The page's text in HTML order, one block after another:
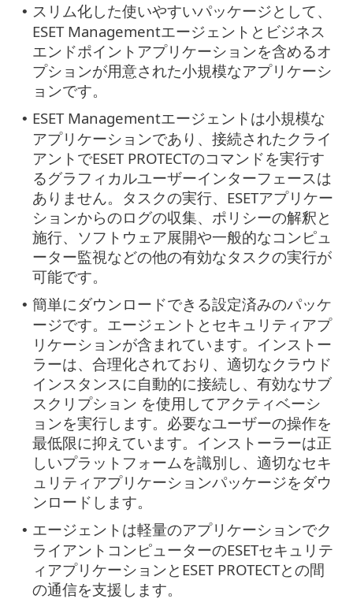
• スリム化した使いやすいパッケージとして、
ESET Managementエージェントとビジネス
エンドポイントアプリケーションを含めるオ
プションが用意された小規模なアプリケーシ
ョンです。
• ESET Managementエージェントは小規模な
アプリケーションであり、接続されたクライ
アントでESET PROTECTのコマンドを実行す
るグラフィカルユーザーインターフェースは
ありません。タスクの実行、ESETアプリケー
ションからのログの収集、ポリシーの解釈と
施行、ソフトウェア展開や一般的なコンピュ
ーター監視などの他の有効なタスクの実行が
可能です。
• 簡単にダウンロードできる設定済みのパッケ
ージです。エージェントとセキュリティアプ
リケーションが含まれています。インストー
ラーは、合理化されており、適切なクラウド
インスタンスに自動的に接続し、有効なサブ
スクリプション を使用してアクティベーシ
ョンを実行します。必要なユーザーの操作を
最低限に抑えています。インストーラーは正
しいプラットフォームを識別し、適切なセキ
ュリティアプリケーションパッケージをダウ
ンロードします。
• エージェントは軽量のアプリケーションでク
ライアントコンピューターのESETセキュリテ
ィアプリケーションとESET PROTECTとの間
の通信を支援します。